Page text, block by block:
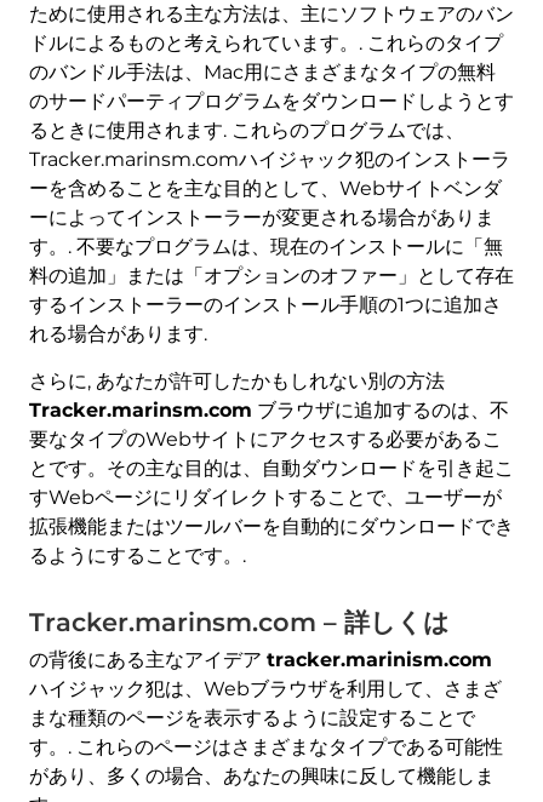
ために使用される主な方法は、主にソフトウェアのバン
ドルによるものと考えられています。. これらのタイプ
のバンドル手法は、Mac用にさまざまなタイプの無料
のサードパーティプログラムをダウンロードしようとす
るときに使用されます. これらのプログラムでは、
Tracker.marinsm.comハイジャック犯のインストーラ
ーを含めることを主な目的として、Webサイトベンダ
ーによってインストーラーが変更される場合がありま
す。. 不要なプログラムは、現在のインストールに「無
料の追加」または「オプションのオファー」として存在
するインストーラーのインストール手順の1つに追加さ
れる場合があります.
さらに, あなたが許可したかもしれない別の方法
Tracker.marinsm.com ブラウザに追加するのは、不
要なタイプのWebサイトにアクセスする必要があるこ
とです。その主な目的は、自動ダウンロードを引き起こ
すWebページにリダイレクトすることで、ユーザーが
拡張機能またはツールバーを自動的にダウンロードでき
るようにすることです。.
Tracker.marinsm.com – 詳しくは
の背後にある主なアイデア tracker.marinism.com
ハイジャック犯は、Webブラウザを利用して、さまざ
まな種類のページを表示するように設定することで
す。. これらのページはさまざまなタイプである可能性
があり、多くの場合、あなたの興味に反して機能しま